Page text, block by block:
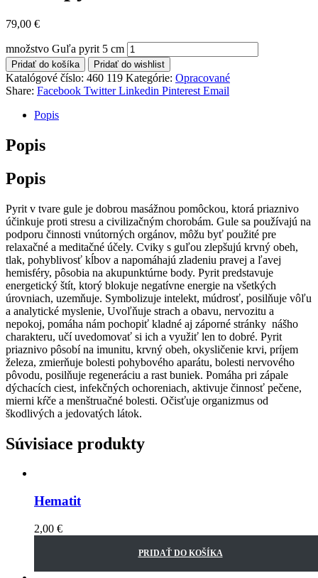
79,00 €
množstvo Guľa pyrit 5 cm
Pridať do košíka Pridať do wishlist
Katalógové číslo: 460 119 Kategórie: Opracované
Share: Facebook Twitter Linkedin Pinterest Email
Popis
Popis
Popis
Pyrit v tvare gule je dobrou masážnou pomôckou, ktorá priaznivo
účinkuje proti stresu a civilizačným chorobám. Gule sa používajú na
podporu činnosti vnútorných orgánov, môžu byť použité pre
relaxačné a meditačné účely. Cviky s guľou zlepšujú krvný obeh,
tlak, pohyblivosť kĺbov a napomáhajú zladeniu pravej a ľavej
hemisféry, pôsobia na akupunktúrne body. Pyrit predstavuje
energetický štít, ktorý blokuje negatívne energie na všetkých
úrovniach, uzemňuje. Symbolizuje intelekt, múdrosť, posilňuje vôľu
a analytické myslenie, Uvoľňuje strach a obavu, nervozitu a
nepokoj, pomáha nám pochopiť kladné aj záporné stránky nášho
charakteru, učí uvedomovať si ich a využiť len to dobré. Pyrit
priaznivo pôsobí na imunitu, krvný obeh, okysličenie krvi, príjem
železa, zmierňuje bolesti pohybového aparátu, bolesti nervového
pôvodu, posilňuje regeneráciu a rast buniek. Pomáha pri zápale
dýchacích ciest, infekčných ochoreniach, aktivuje činnosť pečene,
mierni kŕče a menštruačné bolesti. Očisťuje organizmus od
škodlivých a jedovatých látok.
Súvisiace produkty
Hematit
2,00 €
PRIDAŤ DO KOŠÍKA